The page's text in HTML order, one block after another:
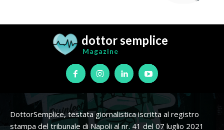
dottor semplice
Magazine
DottorSemplice, testata giornalistica iscritta al registro
stampa del tribunale di Napoli al nr. 41 del 07 luglio 2021